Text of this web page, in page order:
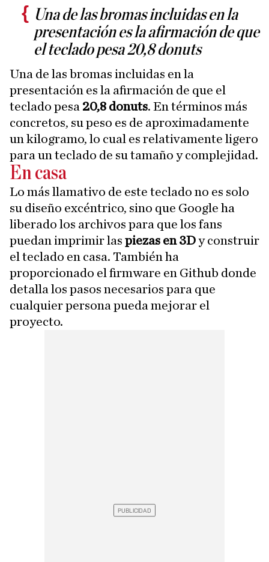
Una de las bromas incluidas en la
presentación es la afirmación de que
el teclado pesa 20,8 donuts
Una de las bromas incluidas en la
presentación es la afirmación de que el
teclado pesa 20,8 donuts. En términos más
concretos, su peso es de aproximadamente
un kilogramo, lo cual es relativamente ligero
para un teclado de su tamaño y complejidad.
En casa
Lo más llamativo de este teclado no es solo
su diseño excéntrico, sino que Google ha
liberado los archivos para que los fans
puedan imprimir las piezas en 3Dy construir
el teclado en casa. También ha
proporcionado el firmware en Github donde
detalla los pasos necesarios para que
cualquier persona pueda mejorar el
proyecto.